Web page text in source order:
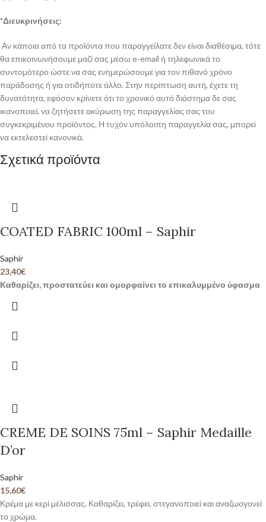
*Διευκρινήσεις:
Αν κάποια από τα προϊόντα που παραγγείλατε δεν είναι διαθέσιμα, τότε
θα επικοινωνήσουμε μαζί σας μέσω e-email ή τηλεφωνικά το
συντομότερο ώστε να σας ενημερώσουμε για τον πιθανό χρόνο
παράδοσης ή για οτιδήποτε άλλο. Στην περίπτωση αυτή, έχετε τη
δυνατότητα, εφόσον κρίνετε ότι το χρονικό αυτό διάστημα δε σας
ικανοποιεί, να ζητήσετε ακύρωση της παραγγελίας σας του
συγκεκριμένου προϊόντος. Η τυχόν υπόλοιπη παραγγελία σας, μπορεί
να εκτελεστεί κανονικά.
Σχετικά προϊόντα
COATED FABRIC 100ml – Saphir
Saphir
23,40€
Καθαρίζει, προστατεύει και ομορφαίνει το επικαλυμμένο ύφασμα
CREME DE SOINS 75ml – Saphir Medaille
D’or
Saphir
15,60€
Κρέμα με κερί μέλισσας. Καθαρίζει, τρέφει, στεγανοποιεί και αναζωογονεί
το χρώμα.